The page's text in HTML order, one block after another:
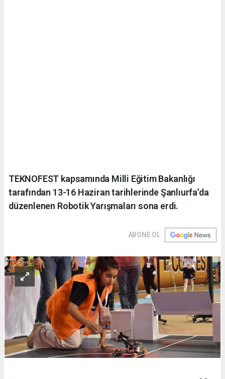
TEKNOFEST kapsamında Milli Eğitim Bakanlığı
tarafından 13-16 Haziran tarihlerinde Şanlıurfa’da
düzenlenen Robotik Yarışmaları sona erdi.
ABONE OL